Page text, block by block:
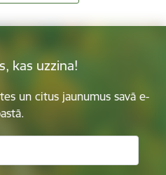
kas uzzina!
un citus jaunumus savā e-